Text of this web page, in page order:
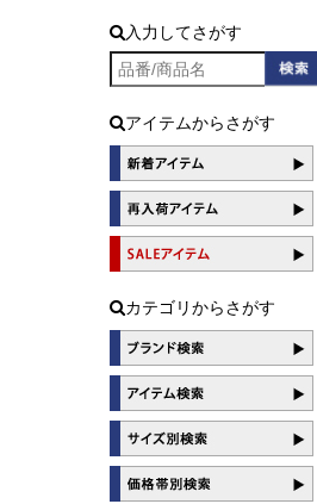
入力してさがす
アイテムからさがす
カテゴリからさがす